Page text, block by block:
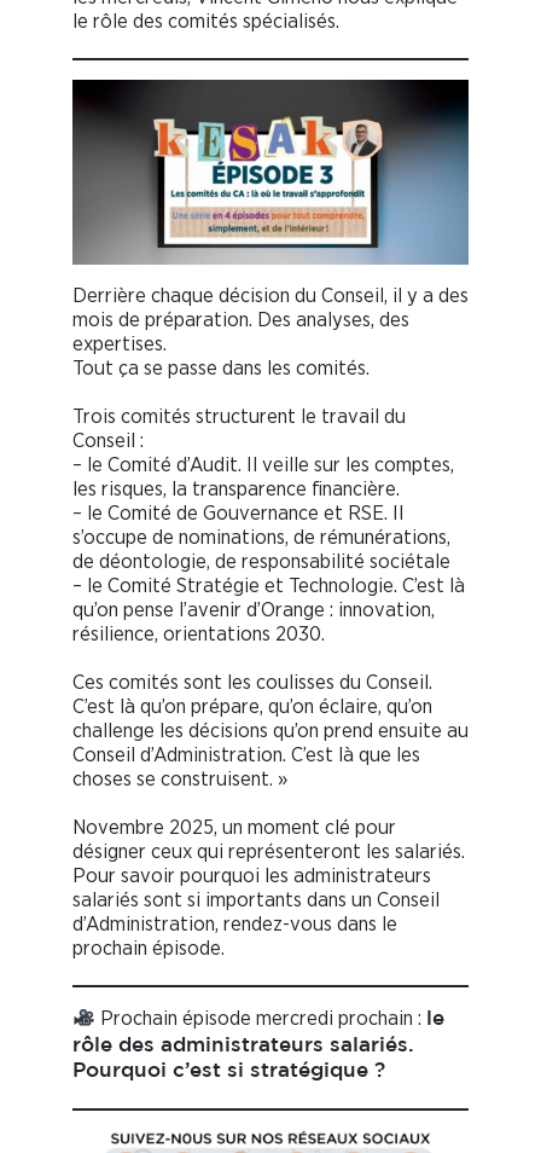
le rôle des comités spécialisés.
Derrière chaque décision du Conseil, il y a des
mois de préparation. Des analyses, des
expertises.
Tout ça se passe dans les comités.
Trois comités structurent le travail du
Conseil :
– le Comité d’Audit. Il veille sur les comptes,
les risques, la transparence financière.
– le Comité de Gouvernance et RSE. Il
s’occupe de nominations, de rémunérations,
de déontologie, de responsabilité sociétale
– le Comité Stratégie et Technologie. C’est là
qu’on pense l’avenir d’Orange : innovation,
résilience, orientations 2030.
Ces comités sont les coulisses du Conseil.
C’est là qu’on prépare, qu’on éclaire, qu’on
challenge les décisions qu’on prend ensuite au
Conseil d’Administration. C’est là que les
choses se construisent. »
Novembre 2025, un moment clé pour
désigner ceux qui représenteront les salariés.
Pour savoir pourquoi les administrateurs
salariés sont si importants dans un Conseil
d’Administration, rendez-vous dans le
prochain épisode.
Prochain épisode mercredi prochain :
le
rôle des administrateurs salariés.
Pourquoi c’est si stratégique ?